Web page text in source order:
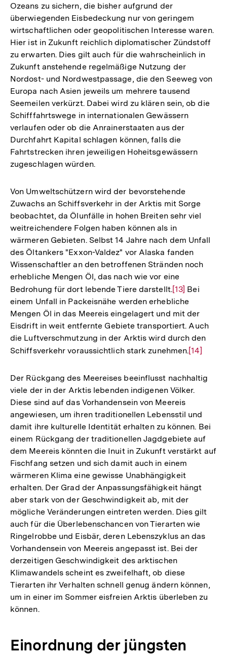
Ozeans zu sichern, die bisher aufgrund der
überwiegenden Eisbedeckung nur von geringem
wirtschaftlichen oder geopolitischen Interesse waren.
Hier ist in Zukunft reichlich diplomatischer Zündstoff
zu erwarten. Dies gilt auch für die wahrscheinlich in
Zukunft anstehende regelmäßige Nutzung der
Nordost- und Nordwestpassage, die den Seeweg von
Europa nach Asien jeweils um mehrere tausend
Seemeilen verkürzt. Dabei wird zu klären sein, ob die
Schifffahrtswege in internationalen Gewässern
verlaufen oder ob die Anrainerstaaten aus der
Durchfahrt Kapital schlagen können, falls die
Fahrtstrecken ihren jeweiligen Hoheitsgewässern
zugeschlagen würden.
Von Umweltschützern wird der bevorstehende
Zuwachs an Schiffsverkehr in der Arktis mit Sorge
beobachtet, da Ölunfälle in hohen Breiten sehr viel
weitreichendere Folgen haben können als in
wärmeren Gebieten. Selbst 14 Jahre nach dem Unfall
des Öltankers "Exxon-Valdez" vor Alaska fanden
Wissenschaftler an den betroffenen Stränden noch
erhebliche Mengen Öl, das nach wie vor eine
Bedrohung für dort lebende Tiere darstellt.Zur
Auflösung
der
Fußnote
[13] Bei
einem Unfall in Packeisnähe werden erhebliche
Mengen Öl in das Meereis eingelagert und mit der
Eisdrift in weit entfernte Gebiete transportiert. Auch
die Luftverschmutzung in der Arktis wird durch den
Schiffsverkehr voraussichtlich stark zunehmen.Zur
der
Fußnote
[14]
Der Rückgang des Meereises beeinflusst nachhaltig
viele der in der Arktis lebenden indigenen Völker.
Diese sind auf das Vorhandensein von Meereis
angewiesen, um ihren traditionellen Lebensstil und
damit ihre kulturelle Identität erhalten zu können. Bei
einem Rückgang der traditionellen Jagdgebiete auf
dem Meereis könnten die Inuit in Zukunft verstärkt auf
Fischfang setzen und sich damit auch in einem
wärmeren Klima eine gewisse Unabhängigkeit
erhalten. Der Grad der Anpassungsfähigkeit hängt
aber stark von der Geschwindigkeit ab, mit der
mögliche Veränderungen eintreten werden. Dies gilt
auch für die Überlebenschancen von Tierarten wie
Ringelrobbe und Eisbär, deren Lebenszyklus an das
Vorhandensein von Meereis angepasst ist. Bei der
derzeitigen Geschwindigkeit des arktischen
Klimawandels scheint es zweifelhaft, ob diese
Tierarten ihr Verhalten schnell genug ändern können,
um in einer im Sommer eisfreien Arktis überleben zu
können.
Einordnung der jüngsten